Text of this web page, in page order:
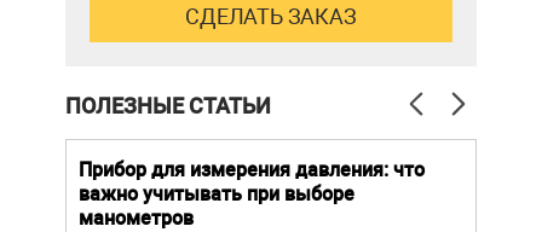
ПОЛЕЗНЫЕ СТАТЬИ
Прибор для измерения давления: что
важно учитывать при выборе
манометров